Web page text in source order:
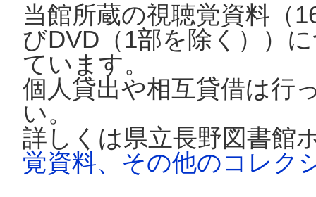
当館所蔵の視聴覚資料（
びDVD（1部を除く））
ています。
個人貸出や相互貸借は行
い。
詳しくは県立長野図書館
覚資料、その他のコレク